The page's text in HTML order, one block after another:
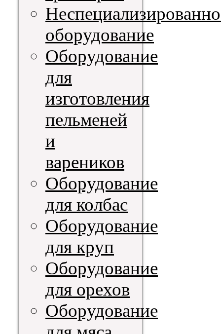
оборудование
Оборудование
для
изготовления
пельменей
и
вареников
Оборудование
для колбас
Оборудование
для круп
Оборудование
для орехов
Оборудование